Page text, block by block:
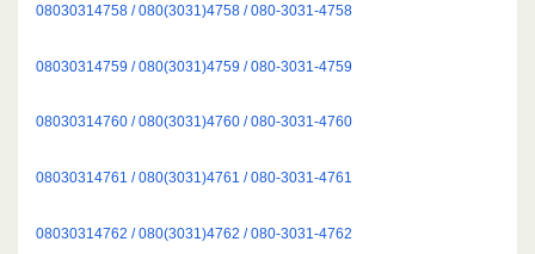
08030314758 / 080(3031)4758 / 080-3031-4758
08030314759 / 080(3031)4759 / 080-3031-4759
08030314760 / 080(3031)4760 / 080-3031-4760
08030314761 / 080(3031)4761 / 080-3031-4761
08030314762 / 080(3031)4762 / 080-3031-4762